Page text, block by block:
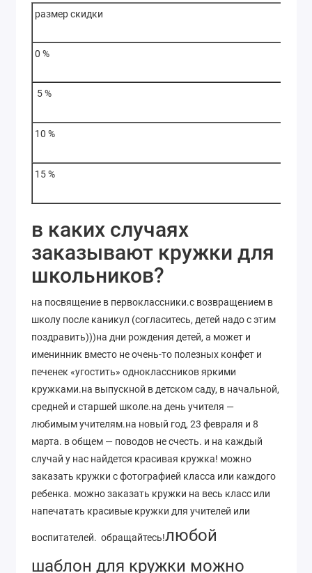
размер скидки
0 %
5 %
10 %
15 %
в каких случаях
заказывают кружки для
школьников?
на посвящение в первоклассники.с возвращением в
школу после каникул (согласитесь, детей надо с этим
поздравить)))на дни рождения детей, а может и
именинник вместо не очень-то полезных конфет и
печенек «угостить» одноклассников яркими
кружками.на выпускной в детском саду, в начальной,
средней и старшей школе.на день учителя —
любимым учителям.на новый год, 23 февраля и 8
марта. в общем — поводов не счесть. и на каждый
случай у нас найдется красивая кружка! можно
заказать кружки с фотографией класса или каждого
ребенка. можно заказать кружки на весь класс или
напечатать красивые кружки для учителей или
воспитателей. обращайтесь!любой
шаблон для кружки можно